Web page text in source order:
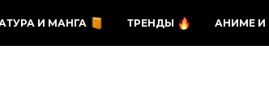
И МАНГА ТРЕНДЫ АНИМЕ И